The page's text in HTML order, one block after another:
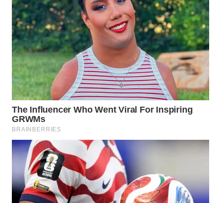
WAHANA
PERSONA
WAHANA
OTOMOTIF
WAHANA
HEALTH
WAHANA
DESA
WISATA
LAPAK
WAHANA